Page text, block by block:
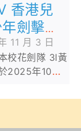
香港兒
劍擊精
11 月 3 日
校花劍隊 3l黃
2025年10月
Ltd 主辦的